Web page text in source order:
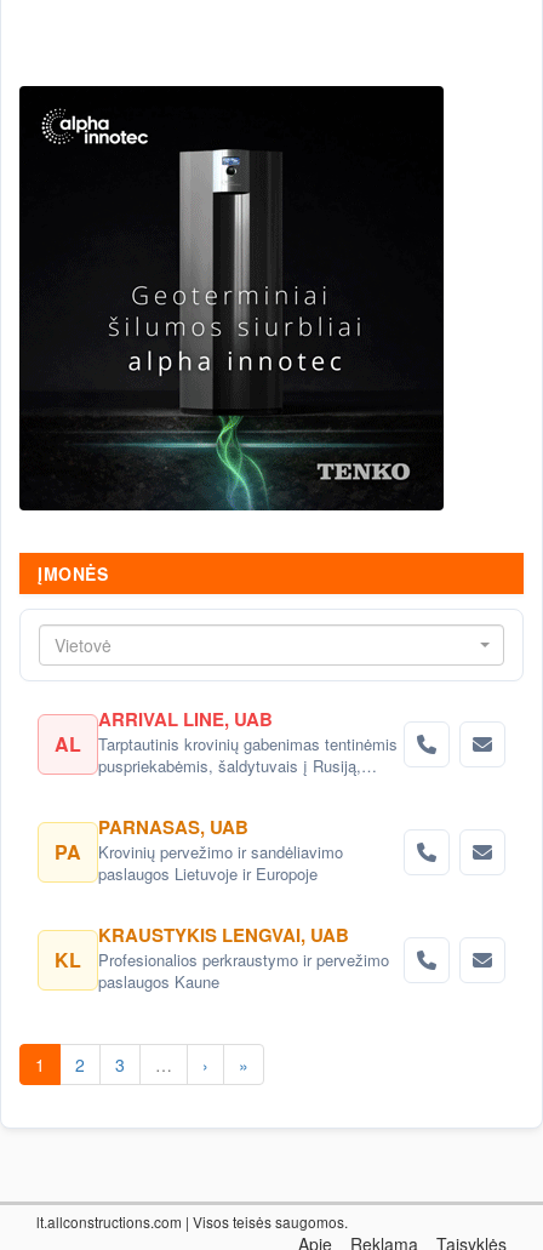
ĮMONĖS
Vietovė
AL
ARRIVAL LINE, UAB
Tarptautinis krovinių gabenimas tentinėmis
puspriekabėmis, šaldytuvais į Rusiją,
PA
PARNASAS, UAB
Krovinių pervežimo ir sandėliavimo
paslaugos Lietuvoje ir Europoje
KL
KRAUSTYKIS LENGVAI, UAB
Profesionalios perkraustymo ir pervežimo
paslaugos Kaune
1 2 3 … › »
lt.allconstructions.com | Visos teisės saugomos.
Apie Reklama Taisyklės